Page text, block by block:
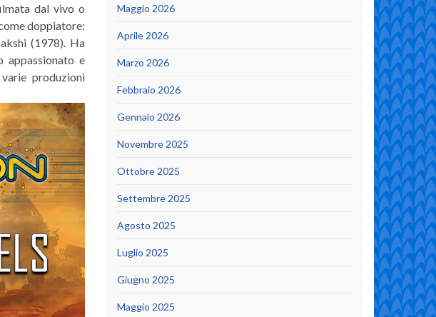
dal vivo o
doppiatore:
(1978). Ha
appassionato e
produzioni
Maggio 2026
Aprile 2026
Marzo 2026
Febbraio 2026
Gennaio 2026
Novembre 2025
Ottobre 2025
Settembre 2025
Agosto 2025
Luglio 2025
Giugno 2025
Maggio 2025